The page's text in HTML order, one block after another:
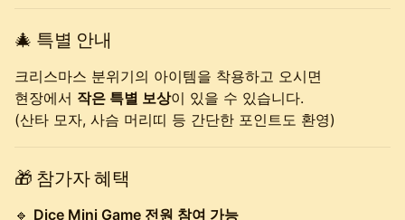
🎄 특별 안내
크리스마스 분위기의 아이템을 착용하고 오시면
현장에서 작은 특별 보상이 있을 수 있습니다.
(산타 모자, 사슴 머리띠 등 간단한 포인트도 환영)
🎁 참가자 혜택
🔹 Dice Mini Game 전원 참여 가능